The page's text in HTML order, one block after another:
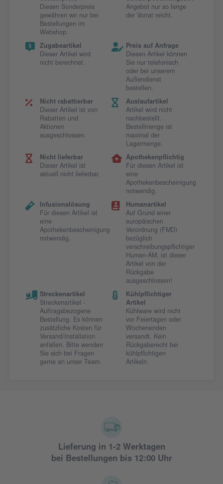
Diesen Sonderpreis
gewähren wir nur bei
Bestellungen im
Webshop.
Angebot nur so lange
der Vorrat reicht.
Zugabeartikel
Dieser Artikel wird
nicht berechnet.
Preis auf Anfrage
Diesen Artikel können
Sie nur telefonisch
oder bei unserem
Außendienst
bestellen.
Nicht rabattierbar
Dieser Artikel ist von
Rabatten und
Aktionen
ausgeschlossen.
Auslaufartikel
Artikel wird nicht
nachbestellt.
Bestellmenge ist
maximal der
Lagermenge.
Nicht lieferbar
Dieser Artikel ist
aktuell nicht lieferbar.
Apothekenpflichtig
Für diesen Artikel ist
eine
Apothekenbescheinigung
notwendig.
Infusionslösung
Für diesen Artikel ist
eine
Apothekenbescheinigung
notwendig.
Humanartikel
Auf Grund einer
europäischen
Verordnung (FMD)
bezüglich
verschreibungspflichtiger
Human-AM, ist dieser
Artikel von der
Rückgabe
ausgeschlossen!
Streckenartikel
Streckenartikel -
Auftragsbezogene
Bestellung. Es können
zusätzliche Kosten für
Versand/Installation
anfallen. Bitte wenden
Sie sich bei Fragen
gerne an unser Team.
Kühlpflichtiger
Artikel
Kühlware wird nicht
vor Feiertagen oder
Wochenenden
versandt. Kein
Rückgaberecht bei
kühlpflichtigen
Artikeln.
Lieferung in 1-2 Werktagen
bei Bestellungen bis 12:00 Uhr